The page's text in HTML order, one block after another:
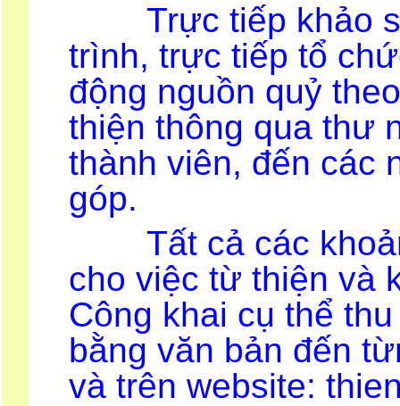
Trực tiếp khảo
trình, trực tiếp tổ
động nguồn quỷ
thiện thông qua thư
thành viên, đến các
góp.
Tất cả các khoản
cho việc từ thiện và
Công khai cụ thể
bằng văn bản đến
và trên website: